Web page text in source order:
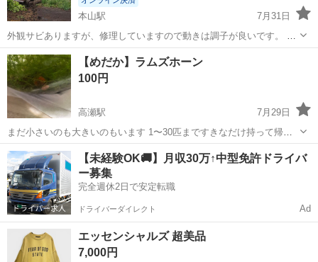
本山駅
7月31日
外観サビありますが、修理していますので動きは調子が良いです。 足
回りのベアリング交換しています。 すぐ使えます。 写真につかみが映
っていますが、つかみは別売りで単品売りはしない予定です。 現車確
認希望の方はお問い合わせく...
香川 三豊市 本山駅
【めだか】ラムズホーン
100円
高瀬駅
7月29日
まだ小さいのも大きいのもいます 1〜30匹まですきなだけ持って帰っ
てください！ メダカやベタや金魚の水槽のコケそうじ係に入れてます
がおすすめです!!
香川 三豊市 高瀬駅 その他 ラムズホーン
【未経験OK🚚】月収30万↑中型免許ドライバ
ー募集
完全週休2日で安定転職
ドライバーダイレクト Ad
エッセンシャルズ 超美品
7,000円